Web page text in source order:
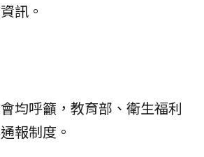
訊。
均呼籲，教育部、衛生福利
報制度。